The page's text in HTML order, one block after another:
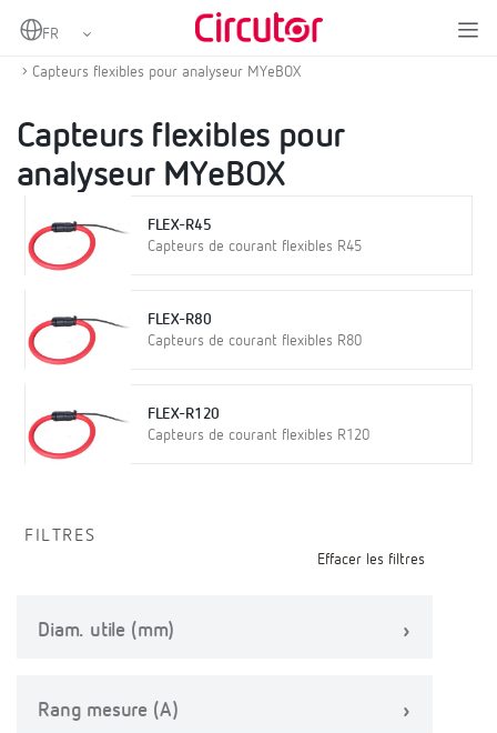
Home
Analyseurs de réseaux portables
Capteurs flexibles pour analyseur MYeBOX
Capteurs flexibles pour
analyseur MYeBOX
FLEX-R45
Capteurs de courant flexibles R45
FLEX-R80
Capteurs de courant flexibles R80
FLEX-R120
Capteurs de courant flexibles R120
FILTRES
Effacer les filtres
Diam. utile (mm)
Rang mesure (A)